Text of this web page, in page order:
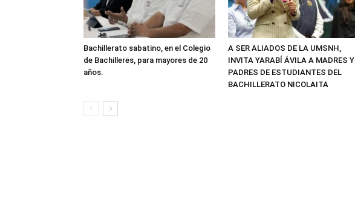
Bachillerato sabatino, en el Colegio
de Bachilleres, para mayores de 20
años.
A SER ALIADOS DE LA UMSNH,
INVITA YARABÍ ÁVILA A MADRES Y
PADRES DE ESTUDIANTES DEL
BACHILLERATO NICOLAITA